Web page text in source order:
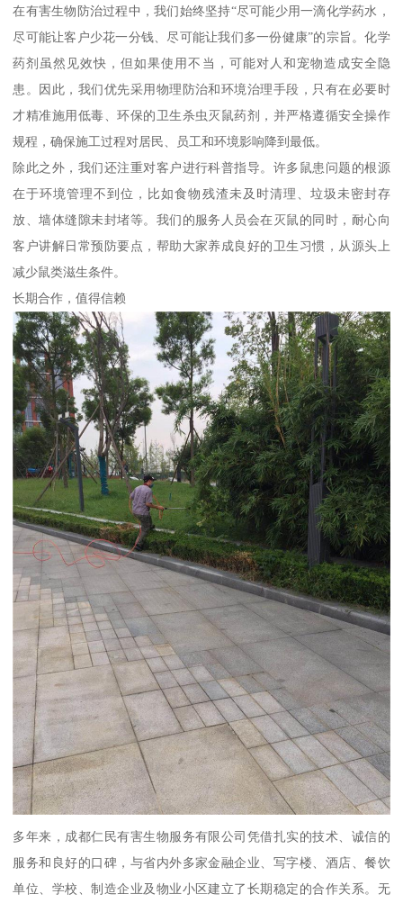
在有害生物防治过程中，我们始终坚持“尽可能少用一滴化学药水，
尽可能让客户少花一分钱、尽可能让我们多一份健康”的宗旨。化学
药剂虽然见效快，但如果使用不当，可能对人和宠物造成安全隐
患。因此，我们优先采用物理防治和环境治理手段，只有在必要时
才精准施用低毒、环保的卫生杀虫灭鼠药剂，并严格遵循安全操作
规程，确保施工过程对居民、员工和环境影响降到最低。
除此之外，我们还注重对客户进行科普指导。许多鼠患问题的根源
在于环境管理不到位，比如食物残渣未及时清理、垃圾未密封存
放、墙体缝隙未封堵等。我们的服务人员会在灭鼠的同时，耐心向
客户讲解日常预防要点，帮助大家养成良好的卫生习惯，从源头上
减少鼠类滋生条件。
长期合作，值得信赖
多年来，成都仁民有害生物服务有限公司凭借扎实的技术、诚信的
服务和良好的口碑，与省内外多家金融企业、写字楼、酒店、餐饮
单位、学校、制造企业及物业小区建立了长期稳定的合作关系。无